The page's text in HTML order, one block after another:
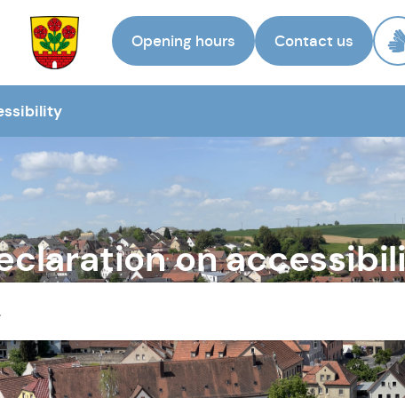
To the
homepage
Opening hours Contact us
on